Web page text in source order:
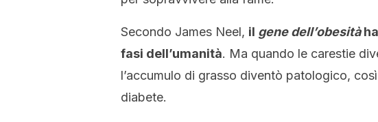
Secondo James Neel, il gene dell’obesità
fasi dell’umanità. Ma quando le carestie
l’accumulo di grasso diventò patologico,
diabete.